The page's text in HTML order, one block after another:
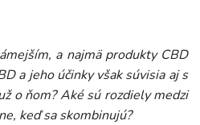
a najmä produkty CBD
a jeho účinky však súvisia aj s
o ňom? Aké sú rozdiely medzi
keď sa skombinujú?